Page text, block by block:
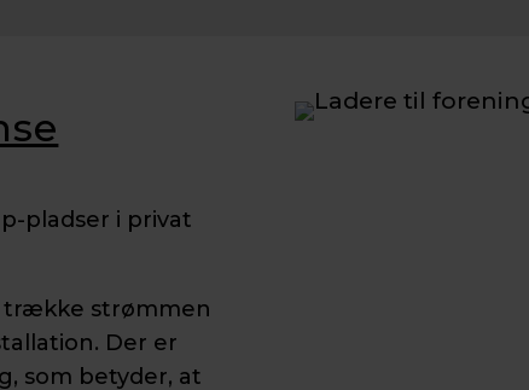
pladser i privat
trække strømmen
Der er
som betyder, at